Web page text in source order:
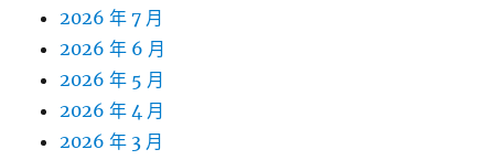
2026 年 7 月
2026 年 6 月
2026 年 5 月
2026 年 4 月
2026 年 3 月